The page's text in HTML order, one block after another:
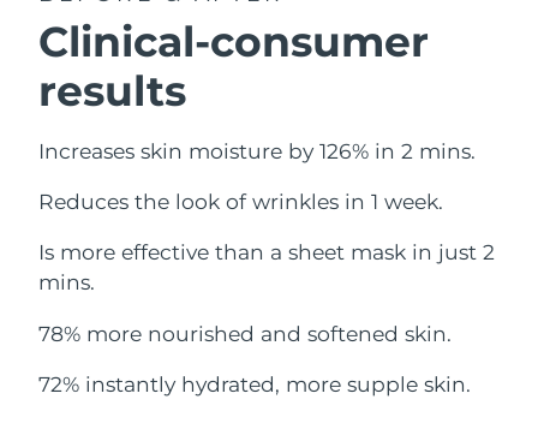
Clinical-consumer
results
Increases skin moisture by 126% in 2 mins.
Reduces the look of wrinkles in 1 week.
Is more effective than a sheet mask in just 2
mins.
78% more nourished and softened skin.
72% instantly hydrated, more supple skin.
马来西亚 预计送达日期
马耳他
墨西哥 预计送达日期8/13/26
摩纳哥 预计送达日期8/10/26
荷兰 预计送达日期
新西兰 预计送达日期
挪威 预计送达日期8/9/26